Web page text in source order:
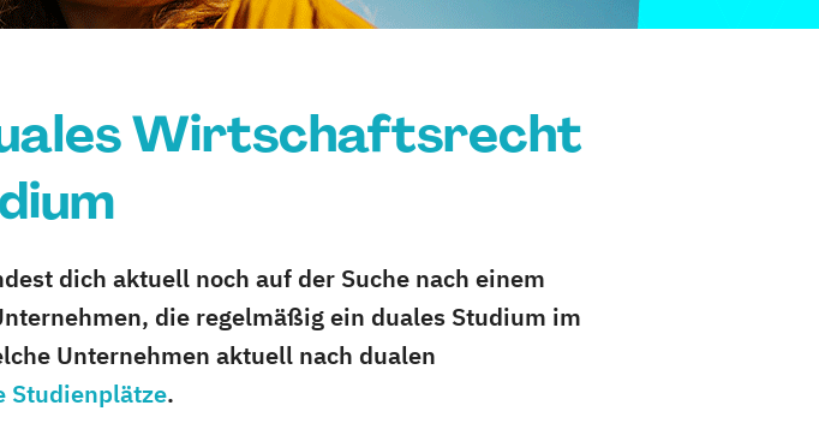
Wirtschaftsrecht
dich aktuell noch auf der Suche nach einem
die regelmäßig ein duales Studium im
Unternehmen aktuell nach dualen
Studienplätze.